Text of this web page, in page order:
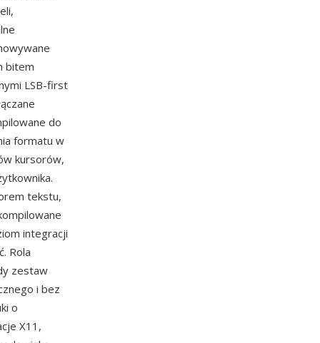
bitem
LSB-first
do
formatu w
kursorów,
tekstu,
integracji
Rola
zestaw
i bez
o
X11,